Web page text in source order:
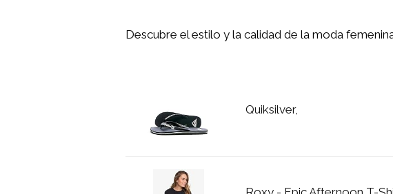
Descubre el estilo y la calidad de la moda
Quiksilver,